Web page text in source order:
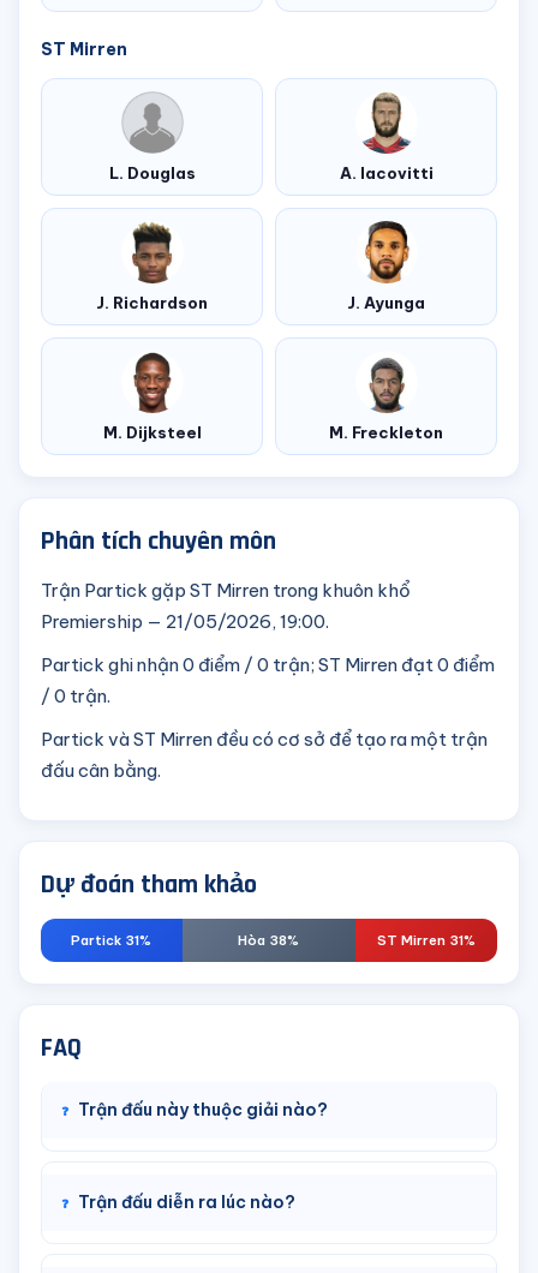
ST Mirren
L. Douglas A. Iacovitti
J. Richardson J. Ayunga
M. Dijksteel M. Freckleton
Phân tích chuyên môn
Trận Partick gặp ST Mirren trong khuôn khổ
Premiership — 21/05/2026, 19:00.
Partick ghi nhận 0 điểm / 0 trận; ST Mirren đạt 0 điểm
/ 0 trận.
Partick và ST Mirren đều có cơ sở để tạo ra một trận
đấu cân bằng.
Dự đoán tham khảo
Partick 31% Hòa 38% ST Mirren 31%
FAQ
Trận đấu này thuộc giải nào?
Trận đấu diễn ra lúc nào?